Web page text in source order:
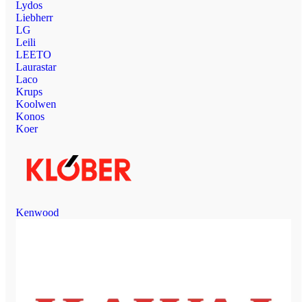
Lydos
Liebherr
LG
Leili
LEETO
Laurastar
Laco
Krups
Koolwen
Konos
Koer
Kenwood